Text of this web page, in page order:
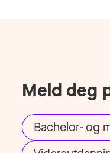
Meld deg
Bachelor- og